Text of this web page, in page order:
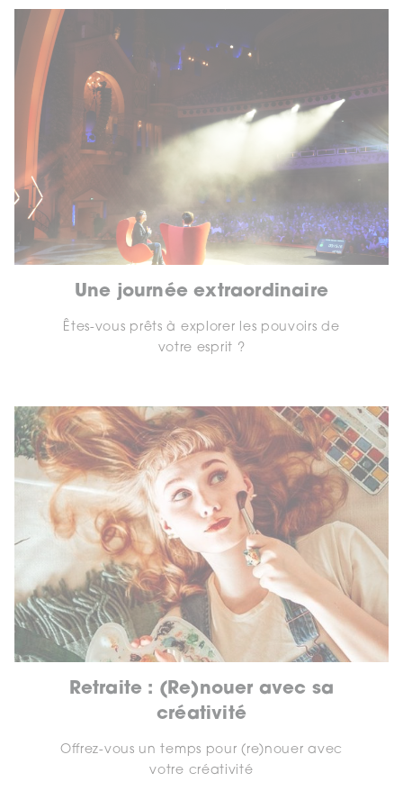
Une journée extraordinaire
Êtes-vous prêts à explorer les pouvoirs de
votre esprit ?
Retraite : (Re)nouer avec sa
créativité
Offrez-vous un temps pour (re)nouer avec
votre créativité